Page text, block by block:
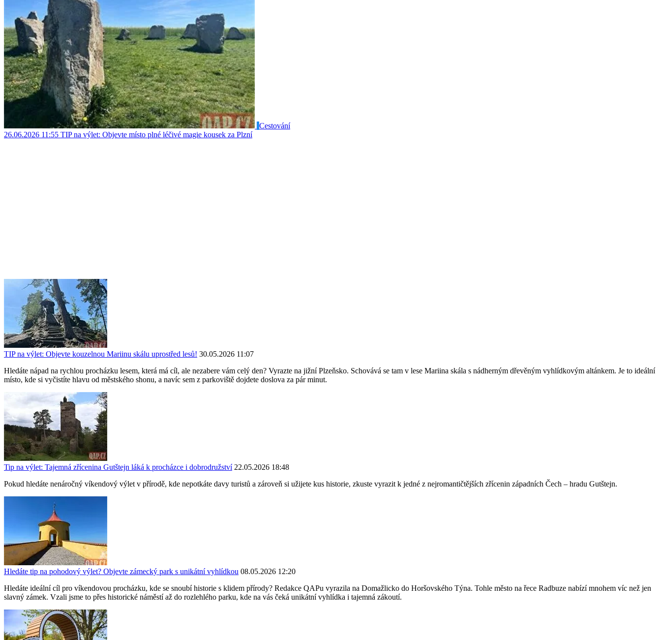
Cestování
26.06.2026 11:55 TIP na výlet: Objevte místo plné léčivé magie kousek za Plzní
TIP na výlet: Objevte kouzelnou Mariinu skálu uprostřed lesů! 30.05.2026 11:07
Hledáte nápad na rychlou procházku lesem, která má cíl, ale nezabere vám celý den? Vyrazte na jižní Plzeňsko. Schovává se tam v lese Mariina skála s nádherným dřevěným vyhlídkovým altánkem. Je to ideální
místo, kde si vyčistíte hlavu od městského shonu, a navíc sem z parkoviště dojdete doslova za pár minut.
Tip na výlet: Tajemná zřícenina Gutštejn láká k procházce i dobrodružství 22.05.2026 18:48
Pokud hledáte nenáročný víkendový výlet v přírodě, kde nepotkáte davy turistů a zároveň si užijete kus historie, zkuste vyrazit k jedné z nejromantičtějších zřícenin západních Čech – hradu Gutštejn.
Hledáte tip na pohodový výlet? Objevte zámecký park s unikátní vyhlídkou 08.05.2026 12:20
Hledáte ideální cíl pro víkendovou procházku, kde se snoubí historie s klidem přírody? Redakce QAPu vyrazila na Domažlicko do Horšovského Týna. Tohle město na řece Radbuze nabízí mnohem víc než jen
slavný zámek. Vzali jsme to přes historické náměstí až do rozlehlého parku, kde na vás čeká unikátní vyhlídka i tajemná zákoutí.